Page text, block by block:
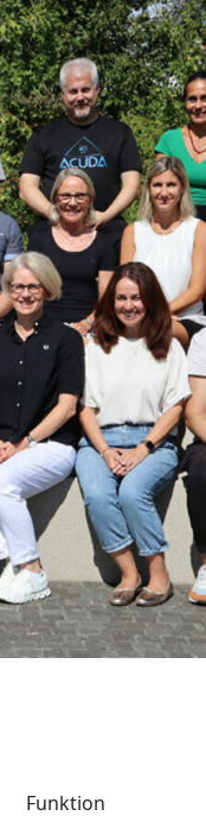
Funktion